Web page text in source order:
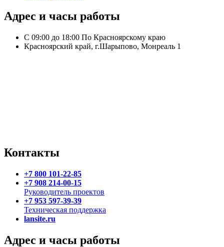
Адрес и часы работы
С 09:00 до 18:00 По Красноярскому краю
Красноярский край, г.Шарыпово, Монреаль 1
Контакты
+7 800 101-22-85
+7 908 214-00-15
Руководитель проектов
+7 953 597-39-39
Техническая поддержка
lansite.ru
Адрес и часы работы